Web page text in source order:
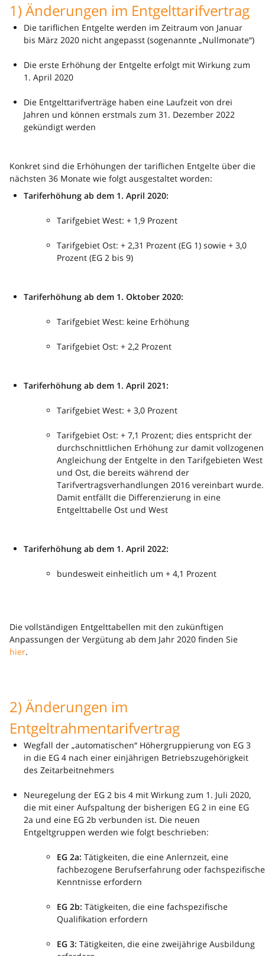
1) Änderungen im Entgelttarifvertrag
Die tariflichen Entgelte werden im Zeitraum von Januar
bis März 2020 nicht angepasst (sogenannte „Nullmonate“)
Die erste Erhöhung der Entgelte erfolgt mit Wirkung zum
1. April 2020
Die Entgelttarifverträge haben eine Laufzeit von drei
Jahren und können erstmals zum 31. Dezember 2022
gekündigt werden
Konkret sind die Erhöhungen der tariflichen Entgelte über die
nächsten 36 Monate wie folgt ausgestaltet worden:
Tariferhöhung ab dem 1. April 2020:
Tarifgebiet West: + 1,9 Prozent
Tarifgebiet Ost: + 2,31 Prozent (EG 1) sowie + 3,0
Prozent (EG 2 bis 9)
Tariferhöhung ab dem 1. Oktober 2020:
Tarifgebiet West: keine Erhöhung
Tarifgebiet Ost: + 2,2 Prozent
Tariferhöhung ab dem 1. April 2021:
Tarifgebiet West: + 3,0 Prozent
Tarifgebiet Ost: + 7,1 Prozent; dies entspricht der
durchschnittlichen Erhöhung zur damit vollzogenen
Angleichung der Entgelte in den Tarifgebieten West
und Ost, die bereits während der
Tarifvertragsverhandlungen 2016 vereinbart wurde.
Damit entfällt die Differenzierung in eine
Entgelttabelle Ost und West
Tariferhöhung ab dem 1. April 2022:
bundesweit einheitlich um + 4,1 Prozent
Die vollständigen Entgelttabellen mit den zukünftigen
Anpassungen der Vergütung ab dem Jahr 2020 finden Sie
hier.
2) Änderungen im
Entgeltrahmentarifvertrag
Wegfall der „automatischen“ Höhergruppierung von EG 3
in die EG 4 nach einer einjährigen Betriebszugehörigkeit
des Zeitarbeitnehmers
Neuregelung der EG 2 bis 4 mit Wirkung zum 1. Juli 2020,
die mit einer Aufspaltung der bisherigen EG 2 in eine EG
2a und eine EG 2b verbunden ist. Die neuen
Entgeltgruppen werden wie folgt beschrieben:
EG 2a: Tätigkeiten, die eine Anlernzeit, eine
fachbezogene Berufserfahrung oder fachspezifische
Kenntnisse erfordern
EG 2b: Tätigkeiten, die eine fachspezifische
Qualifikation erfordern
EG 3: Tätigkeiten, die eine zweijährige Ausbildung